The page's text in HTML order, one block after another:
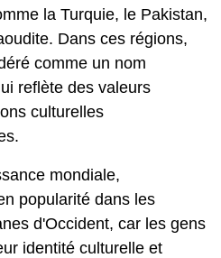
la Turquie, le Pakistan,
Dans ces régions,
comme un nom
reflète des valeurs
culturelles
mondiale,
popularité dans les
d'Occident, car les gens
identité culturelle et